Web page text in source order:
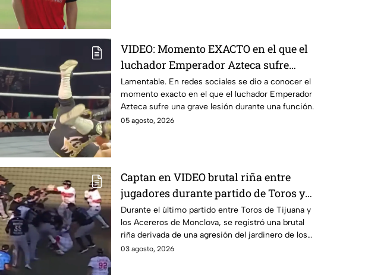
VIDEO: Momento EXACTO en el que el
luchador Emperador Azteca sufre
GRAVE LESIÓN
Lamentable. En redes sociales se dio a conocer el
momento exacto en el que el luchador Emperador
Azteca sufre una grave lesión durante una función.
05 agosto, 2026
Captan en VIDEO brutal riña entre
jugadores durante partido de Toros y
Acereros
Durante el último partido entre Toros de Tijuana y
los Acereros de Monclova, se registró una brutal
riña derivada de una agresión del jardinero de los
Toros.
03 agosto, 2026